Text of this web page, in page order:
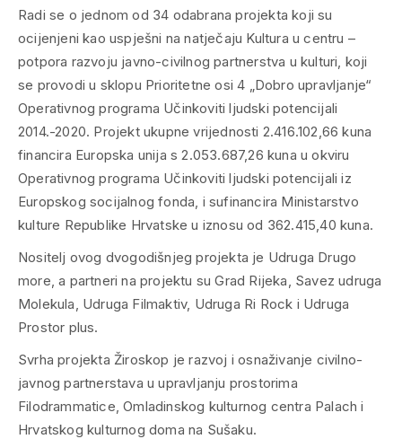
Radi se o jednom od 34 odabrana projekta koji su
ocijenjeni kao uspješni na natječaju Kultura u centru –
potpora razvoju javno-civilnog partnerstva u kulturi, koji
se provodi u sklopu Prioritetne osi 4 „Dobro upravljanje“
Operativnog programa Učinkoviti ljudski potencijali
2014.-2020. Projekt ukupne vrijednosti 2.416.102,66 kuna
financira Europska unija s 2.053.687,26 kuna u okviru
Operativnog programa Učinkoviti ljudski potencijali iz
Europskog socijalnog fonda, i sufinancira Ministarstvo
kulture Republike Hrvatske u iznosu od 362.415,40 kuna.
Nositelj ovog dvogodišnjeg projekta je Udruga Drugo
more, a partneri na projektu su Grad Rijeka, Savez udruga
Molekula, Udruga Filmaktiv, Udruga Ri Rock i Udruga
Prostor plus.
Svrha projekta Žiroskop je razvoj i osnaživanje civilno-
javnog partnerstava u upravljanju prostorima
Filodrammatice, Omladinskog kulturnog centra Palach i
Hrvatskog kulturnog doma na Sušaku.